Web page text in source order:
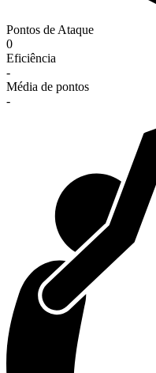
Pontos de Ataque
0
Eficiência
-
Média de pontos
-